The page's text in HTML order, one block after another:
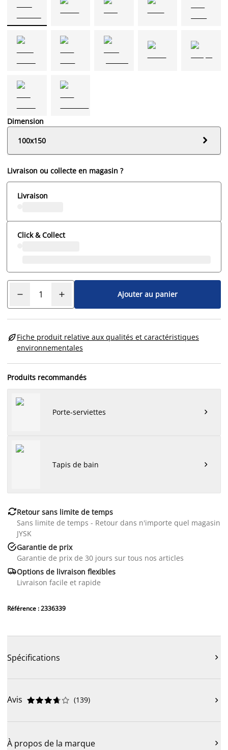
Dimension
100x150

Livraison ou collecte en magasin ?
Livraison
Click & Collect
Ajouter au panier
Fiche produit relative aux qualités et caractéristiques
environnementales
Produits recommandés
Porte-serviettes 
Tapis de bain 
Retour sans limite de temps
Sans limite de temps - Retour dans n'importe quel magasin
JYSK
Garantie de prix
Garantie de prix de 30 jours sur tous nos articles
Options de livraison flexibles
Livraison facile et rapide
Référence : 2336339
Spécifications 
Avis 




 (139) 
À propos de la marque 